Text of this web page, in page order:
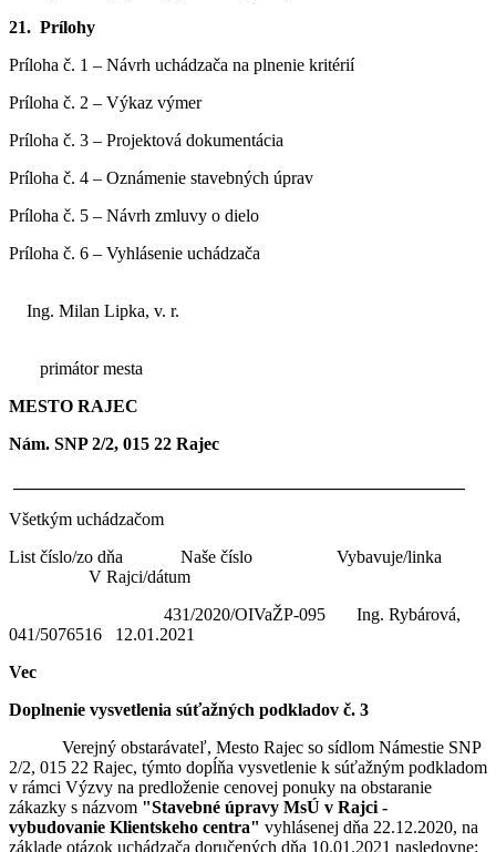
21. Prílohy
Príloha č. 1 – Návrh uchádzača na plnenie kritérií
Príloha č. 2 – Výkaz výmer
Príloha č. 3 – Projektová dokumentácia
Príloha č. 4 – Oznámenie stavebných úprav
Príloha č. 5 – Návrh zmluvy o dielo
Príloha č. 6 – Vyhlásenie uchádzača
Ing. Milan Lipka, v. r.
primátor mesta
MESTO RAJEC
Nám. SNP 2/2, 015 22 Rajec
Všetkým uchádzačom
List číslo/zo dňa Naše číslo Vybavuje/linka
V Rajci/dátum
431/2020/OIVaŽP-095 Ing. Rybárová,
041/5076516 12.01.2021
Vec
Doplnenie vysvetlenia súťažných podkladov č. 3
Verejný obstarávateľ, Mesto Rajec so sídlom Námestie SNP
2/2, 015 22 Rajec, týmto dopĺňa vysvetlenie k súťažným podkladom
v rámci Výzvy na predloženie cenovej ponuky na obstaranie
zákazky s názvom "Stavebné úpravy MsÚ v Rajci -
vybudovanie Klientskeho centra" vyhlásenej dňa 22.12.2020, na
základe otázok uchádzača doručených dňa 10.01.2021 nasledovne: